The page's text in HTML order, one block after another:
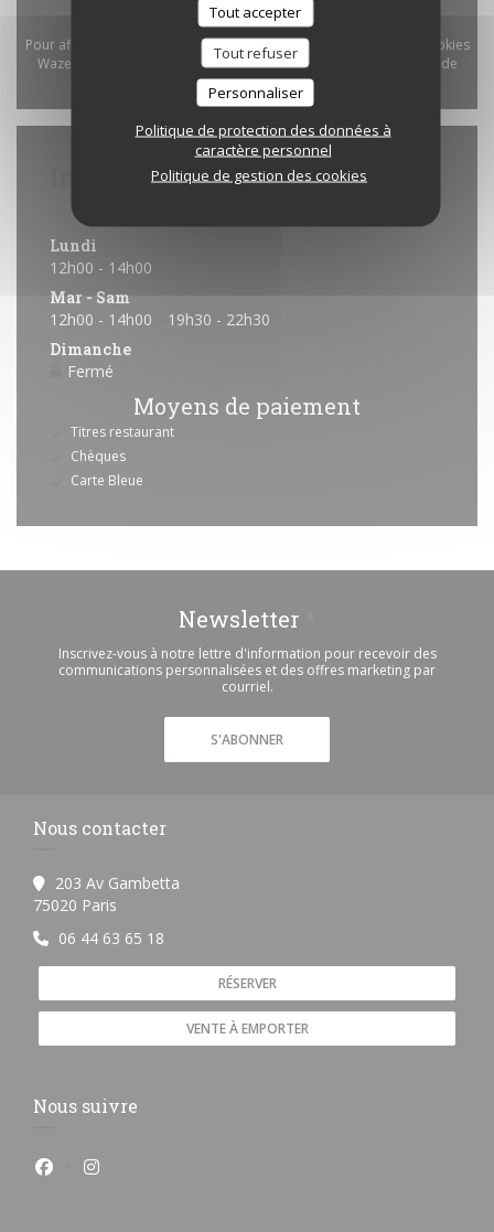
Tout accepter
Tout refuser
Personnaliser
Politique de protection des données à
caractère personnel
Politique de gestion des cookies
Pour afficher la carte interactive Waze, vous devez accepter les cookies
Waze Map (Google). Ces cookies peuvent collecter des données de
navigation et de localisation.
Autoriser
Infos pratiques
Lundi
12h00 - 14h00
Mar - Sam
12h00 - 14h00
19h30 - 22h30
Dimanche
Fermé
Moyens de paiement
Titres restaurant
Chèques
Carte Bleue
Newsletter
Inscrivez-vous à notre lettre d'information pour recevoir des
communications personnalisées et des offres marketing par
courriel.
S'ABONNER
Nous contacter
203 Av Gambetta
75020 Paris
06 44 63 65 18
RÉSERVER
VENTE À EMPORTER
Nous suivre
Facebook ((ouvre une nouvelle fenêtre))
Instagram ((ouvre une nouvelle fenêtre))